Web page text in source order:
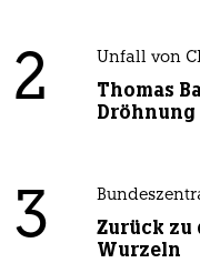
2 Unfall von
Thomas
Dröhnung
3
Zurück
Wurzeln